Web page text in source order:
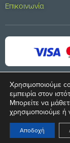
Επικοινωνία
© 2024 All rights
Developed byS.A.
Χρησιμοποιούμε
εμπειρία στον
Μπορείτε να
χρησιμοποιούμε ή
Αποδοχή